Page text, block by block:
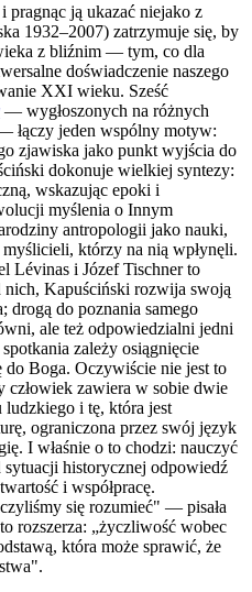
pragnąc ją ukazać niejako z
1932–2007) zatrzymuje się, by
z bliźnim — tym, co dla
doświadczenie naszego
XXI wieku. Sześć
— wygłoszonych na różnych
łączy jeden wspólny motyw:
zjawiska jako punkt wyjścia do
dokonuje wielkiej syntezy:
wskazując epoki i
myślenia o Innym
antropologii jako nauki,
którzy na nią wpłynęli.
Lévinas i Józef Tischner to
nich, Kapuściński rozwija swoją
drogą do poznania samego
ale też odpowiedzialni jedni
zależy osiągnięcie
Boga. Oczywiście nie jest to
człowiek zawiera w sobie dwie
i tę, która jest
ograniczona przez swój język
I właśnie o to chodzi: nauczyć
sytuacji historycznej odpowiedź
i współpracę.
się rozumieć" — pisała
rozszerza: „życzliwość wobec
która może sprawić, że